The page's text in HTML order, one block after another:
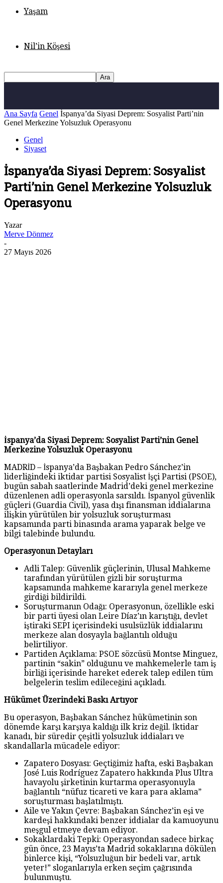
Yaşam
Nil’in Köşesi
Ana Sayfa Genel İspanya’da Siyasi Deprem: Sosyalist Parti’nin
Genel Merkezine Yolsuzluk Operasyonu
Genel
Siyaset
İspanya’da Siyasi Deprem: Sosyalist
Parti’nin Genel Merkezine Yolsuzluk
Operasyonu
Yazar
Merve Dönmez
-
27 Mayıs 2026
İspanya’da Siyasi Deprem: Sosyalist Parti’nin Genel
Merkezine Yolsuzluk Operasyonu
MADRİD – İspanya’da Başbakan Pedro Sánchez’in
liderliğindeki iktidar partisi Sosyalist İşçi Partisi (PSOE),
bugün sabah saatlerinde Madrid’deki genel merkezine
düzenlenen adli operasyonla sarsıldı. İspanyol güvenlik
güçleri (Guardia Civil), yasa dışı finansman iddialarına
ilişkin yürütülen bir yolsuzluk soruşturması
kapsamında parti binasında arama yaparak belge ve
bilgi talebinde bulundu.
Operasyonun Detayları
Adli Talep: Güvenlik güçlerinin, Ulusal Mahkeme
tarafından yürütülen gizli bir soruşturma
kapsamında mahkeme kararıyla genel merkeze
girdiği bildirildi.
Soruşturmanın Odağı: Operasyonun, özellikle eski
bir parti üyesi olan Leire Díaz’ın karıştığı, devlet
iştiraki SEPI içerisindeki usulsüzlük iddialarını
merkeze alan dosyayla bağlantılı olduğu
belirtiliyor.
Partiden Açıklama: PSOE sözcüsü Montse Minguez,
partinin “sakin” olduğunu ve mahkemelerle tam iş
birliği içerisinde hareket ederek talep edilen tüm
belgelerin teslim edileceğini açıkladı.
Hükümet Üzerindeki Baskı Artıyor
Bu operasyon, Başbakan Sánchez hükümetinin son
dönemde karşı karşıya kaldığı ilk kriz değil. İktidar
kanadı, bir süredir çeşitli yolsuzluk iddiaları ve
skandallarla mücadele ediyor:
Zapatero Dosyası: Geçtiğimiz hafta, eski Başbakan
José Luis Rodríguez Zapatero hakkında Plus Ultra
havayolu şirketinin kurtarma operasyonuyla
bağlantılı “nüfuz ticareti ve kara para aklama”
soruşturması başlatılmıştı.
Aile ve Yakın Çevre: Başbakan Sánchez’in eşi ve
kardeşi hakkındaki benzer iddialar da kamuoyunu
meşgul etmeye devam ediyor.
Sokaklardaki Tepki: Operasyondan sadece birkaç
gün önce, 23 Mayıs’ta Madrid sokaklarına dökülen
binlerce kişi, “Yolsuzluğun bir bedeli var, artık
yeter!” sloganlarıyla erken seçim çağrısında
bulunmuştu.